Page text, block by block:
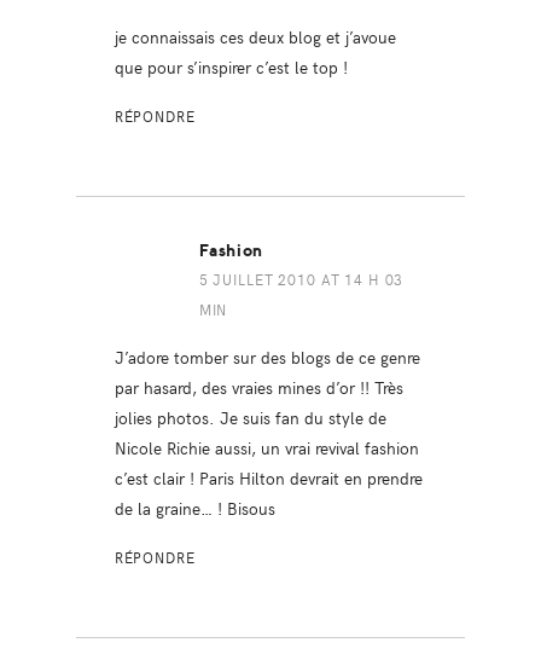
je connaissais ces deux blog et j’avoue
que pour s’inspirer c’est le top !
RÉPONDRE
Fashion
5 JUILLET 2010 AT 14 H 03
MIN
J’adore tomber sur des blogs de ce genre
par hasard, des vraies mines d’or !! Très
jolies photos. Je suis fan du style de
Nicole Richie aussi, un vrai revival fashion
c’est clair ! Paris Hilton devrait en prendre
de la graine… ! Bisous
RÉPONDRE